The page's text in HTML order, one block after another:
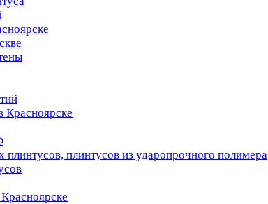
Красноярске
плинтусов, плинтусов из ударопрочного полимера